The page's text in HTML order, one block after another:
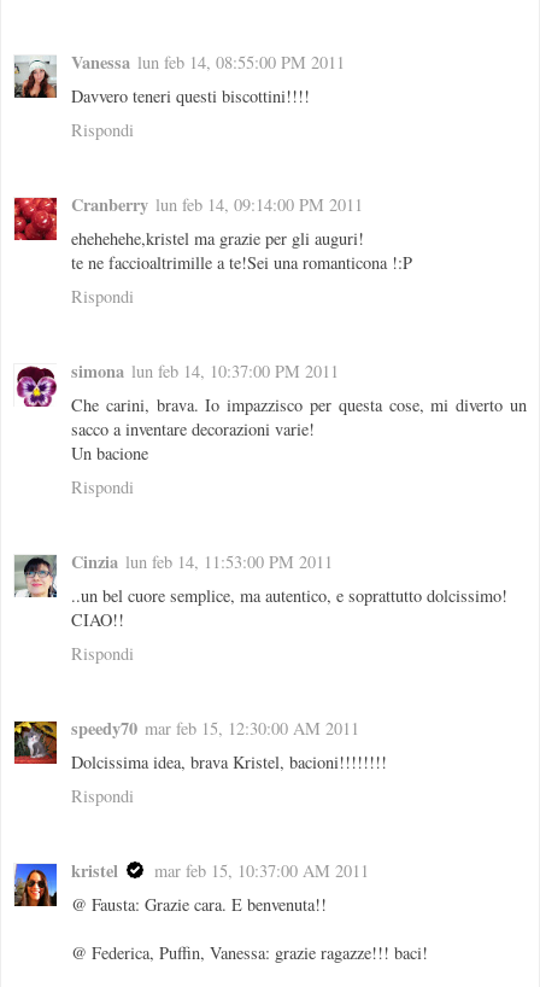
Vanessa lun feb 14, 08:55:00 PM 2011
Davvero teneri questi biscottini!!!!
Rispondi
Cranberry lun feb 14, 09:14:00 PM 2011
ehehehehe,kristel ma grazie per gli auguri!
te ne faccioaltrimille a te!Sei una romanticona !:P
Rispondi
simona lun feb 14, 10:37:00 PM 2011
Che carini, brava. Io impazzisco per questa cose, mi diverto un
sacco a inventare decorazioni varie!
Un bacione
Rispondi
Cinzia lun feb 14, 11:53:00 PM 2011
..un bel cuore semplice, ma autentico, e soprattutto dolcissimo!
CIAO!!
Rispondi
speedy70 mar feb 15, 12:30:00 AM 2011
Dolcissima idea, brava Kristel, bacioni!!!!!!!!
Rispondi
kristel
mar feb 15, 10:37:00 AM 2011
@ Fausta: Grazie cara. E benvenuta!!
@ Federica, Puffin, Vanessa: grazie ragazze!!! baci!